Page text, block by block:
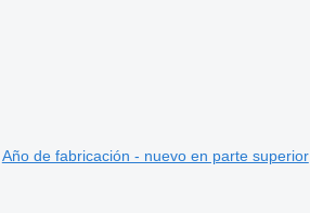
Año de fabricación - nuevo en parte superior